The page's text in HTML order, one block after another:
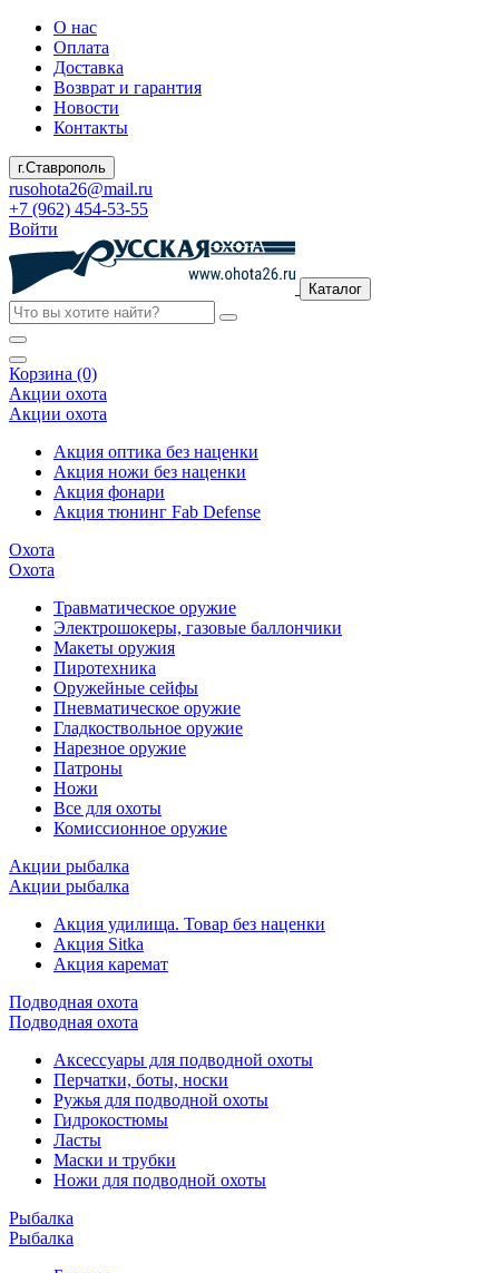
О нас
Оплата
Доставка
Возврат и гарантия
Новости
Контакты
г.Ставрополь
rusohota26@mail.ru
+7 (962) 454-53-55
Войти
Каталог
Корзина (0)
Акции охота
Акции охота
Акция оптика без наценки
Акция ножи без наценки
Акция фонари
Акция тюнинг Fab Defense
Охота
Охота
Травматическое оружие
Электрошокеры, газовые баллончики
Макеты оружия
Пиротехника
Оружейные сейфы
Пневматическое оружие
Гладкоствольное оружие
Нарезное оружие
Патроны
Ножи
Все для охоты
Комиссионное оружие
Акции рыбалка
Акции рыбалка
Акция удилища. Товар без наценки
Акция Sitka
Акция каремат
Подводная охота
Подводная охота
Аксессуары для подводной охоты
Перчатки, боты, носки
Ружья для подводной охоты
Гидрокостюмы
Ласты
Маски и трубки
Ножи для подводной охоты
Рыбалка
Рыбалка